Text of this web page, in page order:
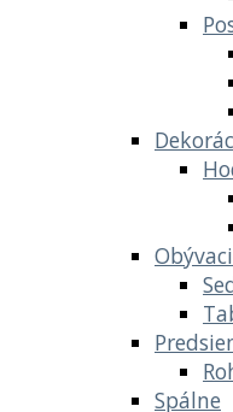
Spálne